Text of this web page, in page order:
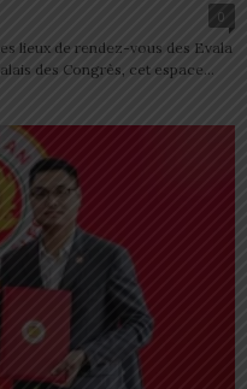
0
lieux de rendez-vous des Evala
des Congrès, cet espace...